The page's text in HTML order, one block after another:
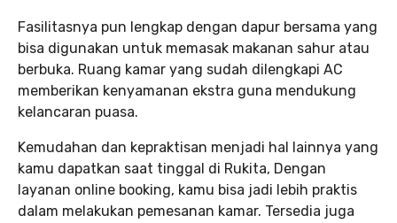
Fasilitasnya pun lengkap dengan dapur bersama yang
bisa digunakan untuk memasak makanan sahur atau
berbuka. Ruang kamar yang sudah dilengkapi AC
memberikan kenyamanan ekstra guna mendukung
kelancaran puasa.
Kemudahan dan kepraktisan menjadi hal lainnya yang
kamu dapatkan saat tinggal di Rukita, Dengan
layanan online booking, kamu bisa jadi lebih praktis
dalam melakukan pemesanan kamar. Tersedia juga